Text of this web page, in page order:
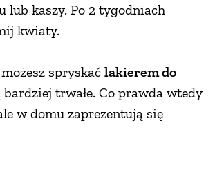
lub kaszy. Po 2 tygodniach
kwiaty.
spryskać lakierem do
bardziej trwałe. Co prawda wtedy
w domu zaprezentują się